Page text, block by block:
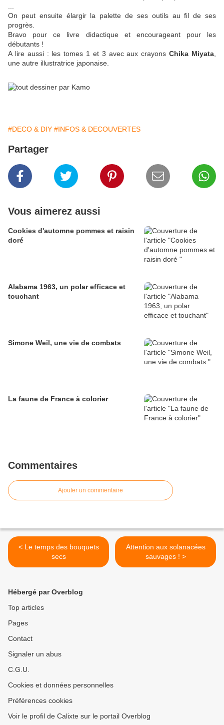
On peut ensuite élargir la palette de ses outils au fil de ses
progrès.
Bravo pour ce livre didactique et encourageant pour les
débutants !
A lire aussi : les tomes 1 et 3 avec aux crayonsChika Miyata
une autre illustratrice japonaise.
#DECO & DIY #INFOS & DECOUVERTES
Partager
Vous aimerez aussi
Cookies d'automne pommes et raisin
doré
Alabama 1963, un polar efficace et
touchant
Simone Weil, une vie de combats
La faune de France à colorier
Commentaires
Ajouter un commentaire
< Le temps des bouquets
secs
Attention aux solanacées
sauvages ! >
Hébergé par Overblog
Top articles
Pages
Contact
Signaler un abus
C.G.U.
Cookies et données personnelles
Préférences cookies
Voir le profil de Calixte sur le portail Overblog